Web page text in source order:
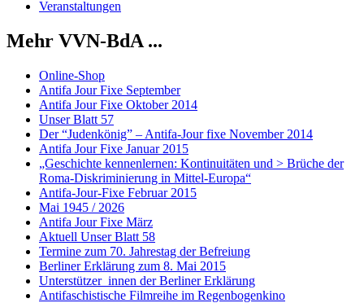
Veranstaltungen
Mehr VVN-BdA ...
Online-Shop
Antifa Jour Fixe September
Antifa Jour Fixe Oktober 2014
Unser Blatt 57
Der “Judenkönig” – Antifa-Jour fixe November 2014
Antifa Jour Fixe Januar 2015
„Geschichte kennenlernen: Kontinuitäten und > Brüche der
Roma-Diskriminierung in Mittel-Europa“
Antifa-Jour-Fixe Februar 2015
Mai 1945 / 2026
Antifa Jour Fixe März
Aktuell Unser Blatt 58
Termine zum 70. Jahrestag der Befreiung
Berliner Erklärung zum 8. Mai 2015
Unterstützer_innen der Berliner Erklärung
Antifaschistische Filmreihe im Regenbogenkino